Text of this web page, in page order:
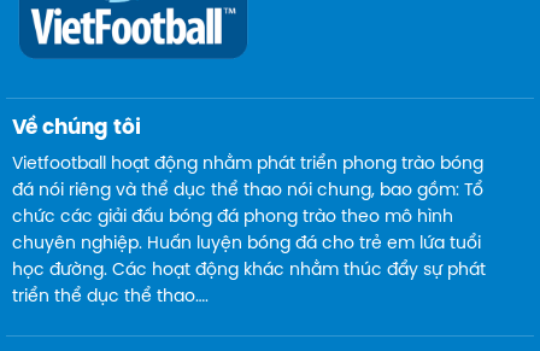
Về chúng tôi
Vietfootball hoạt động nhằm phát triển phong trào bóng
đá nói riêng và thể dục thể thao nói chung, bao gồm: Tổ
chức các giải đấu bóng đá phong trào theo mô hình
chuyên nghiệp. Huấn luyện bóng đá cho trẻ em lứa tuổi
học đường. Các hoạt động khác nhằm thúc đẩy sự phát
triển thể dục thể thao….